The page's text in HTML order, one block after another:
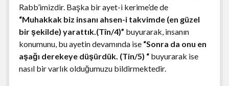
Rabb’imizdir. Başka bir ayet-i kerime’de de
“Muhakkak biz insanı ahsen-i takvimde (en güzel
bir şekilde) yarattık.(Tîn/4)” buyurarak, insanın
konumunu, bu ayetin devamında ise “Sonra da onu en
aşağı derekeye düşürdük. (Tin/5) “buyurarak ise
nasıl bir varlık olduğumuzu bildirmektedir.